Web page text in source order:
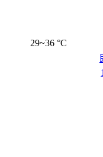
29~36 °C